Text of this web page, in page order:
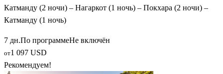
Катманду (2 ночи) – Нагаркот (1 ночь) – Покхара (2 ночи) –
Катманду (1 ночь)
7 дн.По программеНе включён
от1 097 USD
Рекомендуем!